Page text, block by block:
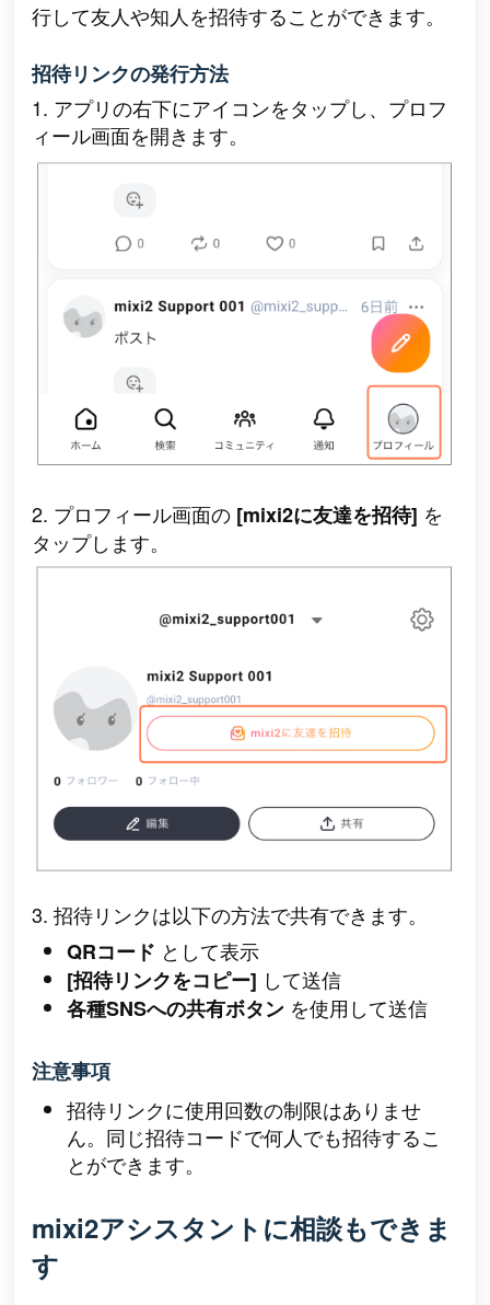
行して友人や知人を招待することができます。
招待リンクの発行方法
1. アプリの右下にアイコンをタップし、プロフ
ィール画面を開きます。
2. プロフィール画面の [mixi2に友達を招待] を
タップします。
3. 招待リンクは以下の方法で共有できます。
QRコード として表示
[招待リンクをコピー] して送信
各種SNSへの共有ボタン を使用して送信
注意事項
招待リンクに使用回数の制限はありませ
ん。同じ招待コードで何人でも招待するこ
とができます。
mixi2アシスタントに相談もできま
す